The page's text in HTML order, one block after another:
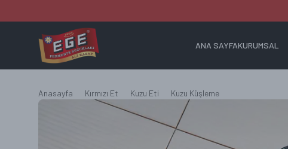
ANA SAYFAKURUMSAL
ANA SAYFAAnasayfa Kırmızı Et Kuzu Eti Kuzu Küşleme